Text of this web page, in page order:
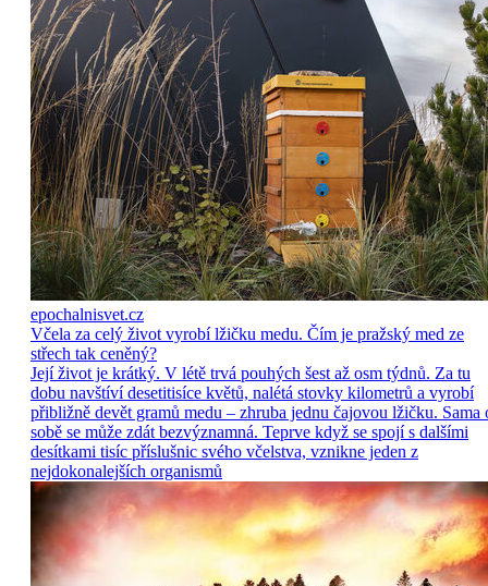
epochalnisvet.cz
Včela za celý život vyrobí lžičku medu. Čím je pražský med ze
střech tak ceněný?
Její život je krátký. V létě trvá pouhých šest až osm týdnů. Za tu
dobu navštíví desetitisíce květů, nalétá stovky kilometrů a vyrobí
přibližně devět gramů medu – zhruba jednu čajovou lžičku. Sama
sobě se může zdát bezvýznamná. Teprve když se spojí s dalšími
desítkami tisíc příslušnic svého včelstva, vznikne jeden z
nejdokonalejších organismů